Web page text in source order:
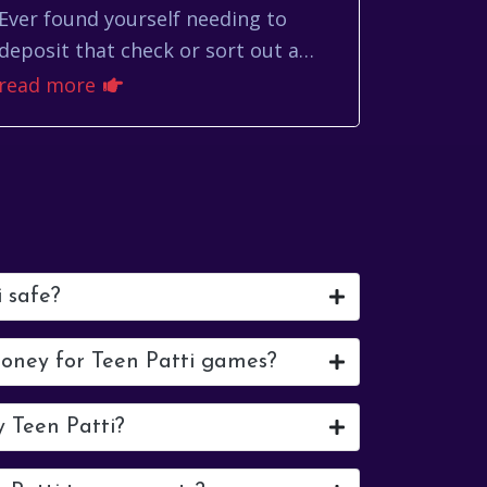
Ever found yourself needing to
deposit that check or sort out a
banking issue only to be met with
read more
safe?
for Teen Patti games?
Teen Patti?